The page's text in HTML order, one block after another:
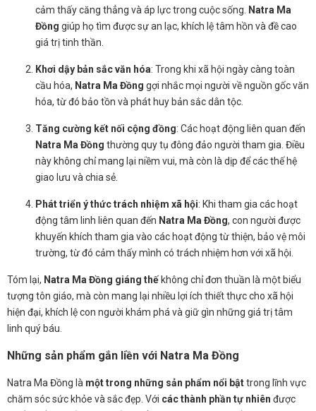
cảm thấy căng thẳng và áp lực trong cuộc sống.
Natra Ma
Đồng giúp họ tìm được sự an lạc, khích lệ tâm hồn và đề cao
giá trị tinh thần.
Khơi dậy bản sắc văn hóa: Trong khi xã hội ngày càng toàn
cầu hóa, Natra Ma Đồng gợi nhắc mọi người về nguồn gốc văn
hóa, từ đó bảo tồn và phát huy bản sắc dân tộc.
Tăng cường kết nối cộng đồng: Các hoạt động liên quan đến
Natra Ma Đồng thường quy tụ đông đảo người tham gia. Điều
này không chỉ mang lại niềm vui, mà còn là dịp để các thế hệ
giao lưu và chia sẻ.
Phát triển ý thức trách nhiệm xã hội: Khi tham gia các hoạt
động tâm linh liên quan đến Natra Ma Đồng, con người được
khuyến khích tham gia vào các hoạt động từ thiện, bảo vệ môi
trường, từ đó cảm thấy mình có trách nhiệm hơn với xã hội.
Tóm lại, Natra Ma Đồng giáng thế không chỉ đơn thuần là một biểu
tượng tôn giáo, mà còn mang lại nhiều lợi ích thiết thực cho xã hội
hiện đại, khích lệ con người khám phá và giữ gìn những giá trị tâm
linh quý báu.
Những sản phẩm gắn liền với Natra Ma Đồng
Natra Ma Đồng là một trong những sản phẩm nổi bậttrong lĩnh vực
chăm sóc sức khỏe và sắc đẹp. Với các thành phần tự nhiên được